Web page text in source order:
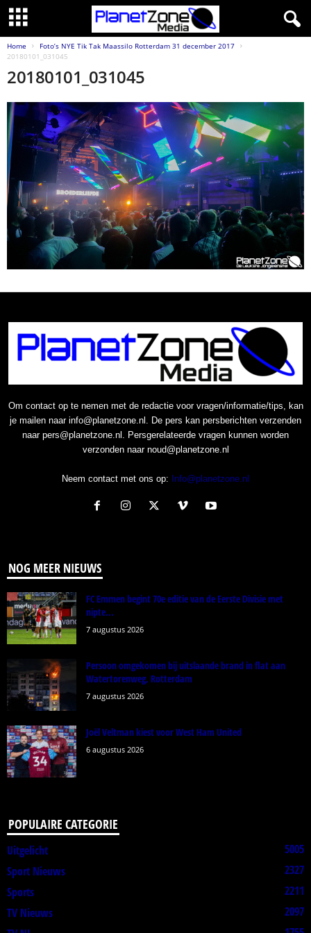
Home
Foto’s NYE Tik Tak Maassilo Rotterdam 31 december 2017
20180101_031045
20180101_031045
Om contact op te nemen met de redactie voor vragen/informatie/tips, kan
je mailen naar info@planetzone.nl. De pers kan persberichten verzenden
naar pers@planetzone.nl. Persgerelateerde vragen kunnen worden
verzonden naar noud@planetzone.nl
Neem contact met ons op: Info@planetzone.nl
NOG MEER NIEUWS
FC Emmen begint 70e editie van de Eerste Divisie met
nipte...
7 augustus 2026
Persoon omgekomen bij uitslaande brand in flat aan
Watertorenweg, Rotterdam
7 augustus 2026
Joël Veltman kiest voor West Ham United
6 augustus 2026
POPULAIRE CATEGORIE
Uitgelicht
5005
Sport Nieuws
2327
Sports
2211
TV Nieuws
2097